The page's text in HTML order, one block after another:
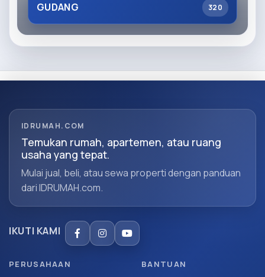
GUDANG 320
IDRUMAH.COM
Temukan rumah, apartemen, atau ruang
usaha yang tepat.
Mulai jual, beli, atau sewa properti dengan panduan
dari IDRUMAH.com.
IKUTI KAMI
PERUSAHAAN BANTUAN